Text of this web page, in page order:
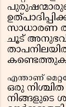
സാധാരണ
ചൂട്
എന്താണ്
ഒരു
നിങ്ങളുടെ